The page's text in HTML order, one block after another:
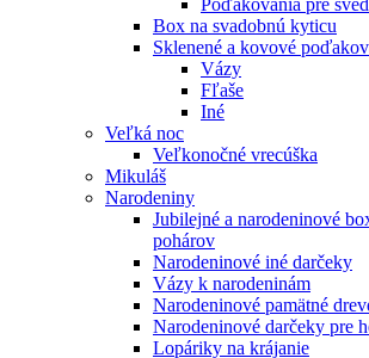
Poďakovania pre
Box na svadobnú kyticu
Sklenené a kovové
Vázy
Fľaše
Iné
Veľká noc
Veľkonočné vrecúška
Mikuláš
Narodeniny
Jubilejné a narodeninové
pohárov
Narodeninové iné darčeky
Vázy k narodeninám
Narodeninové pamätné
Narodeninové darčeky pre
Lopáriky na krájanie